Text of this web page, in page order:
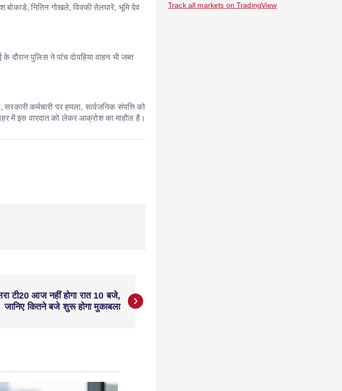
बोकाडे, नितिन गोखले, विक्की तेलघारे, भूमि देव
दौरान पुलिस ने पांच दोपहिया वाहन भी जब्त
कर्मचारी पर हमला, सार्वजनिक संपत्ति को
में इस वारदात को लेकर आक्रोश का माहौल है।
टी20 आज नहीं होगा रात 10 बजे,
जानिए कितने बजे शुरू होगा मुकाबला
Track all markets on TradingView